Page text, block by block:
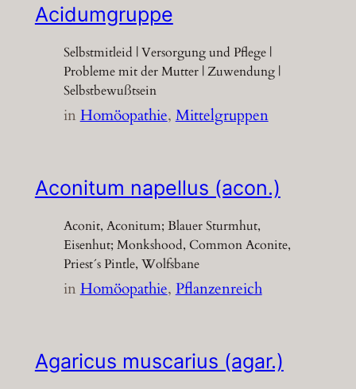
Acidumgruppe
Selbstmitleid | Versorgung und Pflege |
Probleme mit der Mutter | Zuwendung |
Selbstbewußtsein
inHomöopathie, Mittelgruppen
Aconitum napellus (acon.)
Aconit, Aconitum; Blauer Sturmhut,
Eisenhut; Monkshood, Common Aconite,
Priest´s Pintle, Wolfsbane
inHomöopathie, Pflanzenreich
Agaricus muscarius (agar.)